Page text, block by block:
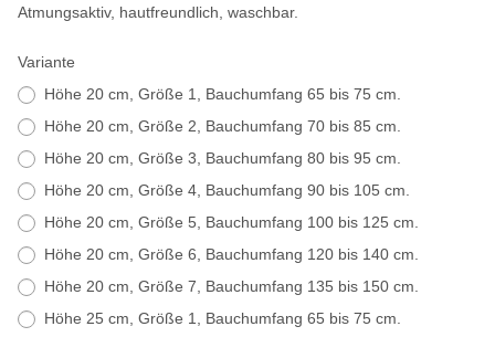
Atmungsaktiv, hautfreundlich, waschbar.
Variante
Höhe 20 cm, Größe 1, Bauchumfang 65 bis 75 cm.
Höhe 20 cm, Größe 2, Bauchumfang 70 bis 85 cm.
Höhe 20 cm, Größe 3, Bauchumfang 80 bis 95 cm.
Höhe 20 cm, Größe 4, Bauchumfang 90 bis 105 cm.
Höhe 20 cm, Größe 5, Bauchumfang 100 bis 125 cm.
Höhe 20 cm, Größe 6, Bauchumfang 120 bis 140 cm.
Höhe 20 cm, Größe 7, Bauchumfang 135 bis 150 cm.
Höhe 25 cm, Größe 1, Bauchumfang 65 bis 75 cm.